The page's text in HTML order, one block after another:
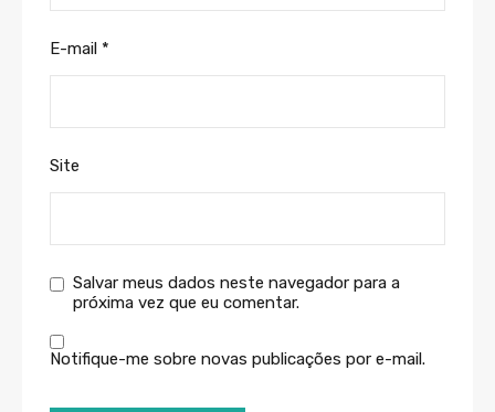
E-mail *
Site
Salvar meus dados neste navegador para a
próxima vez que eu comentar.
Notifique-me sobre novas publicações por e-mail.